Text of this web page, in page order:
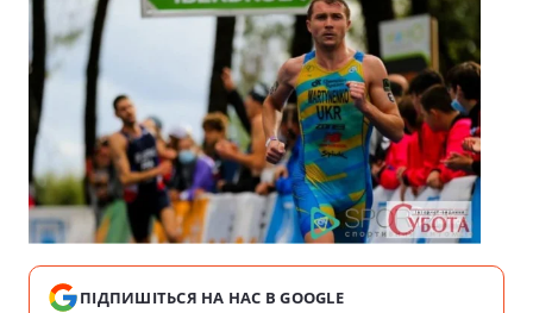
ПІДПИШІТЬСЯ НА НАС В GOOGLE